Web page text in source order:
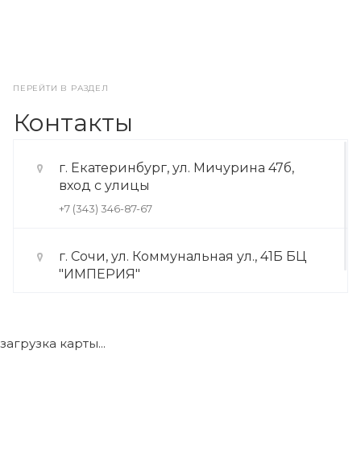
ПЕРЕЙТИ В РАЗДЕЛ
Контакты
г. Екатеринбург, ул. Мичурина 47б,
вход с улицы
+7 (343) 346-87-67
г. Сочи, ул. Коммунальная ул., 41Б БЦ
"ИМПЕРИЯ"
загрузка карты...